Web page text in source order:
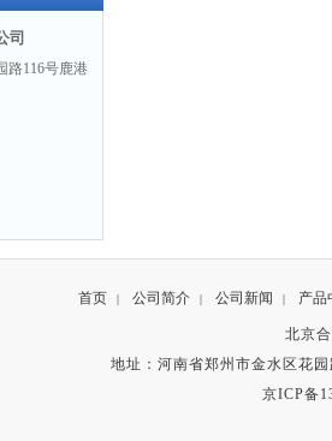
司
路116号鹿港
首页 | 公司简介 | 公司新闻 | 产品
北京
地址：河南省郑州市金水区花
京ICP备